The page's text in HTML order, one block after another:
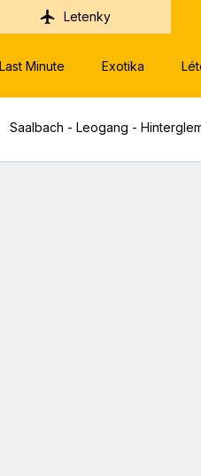
Letenky
Last Minute Exotika
Saalbach - Leogang -